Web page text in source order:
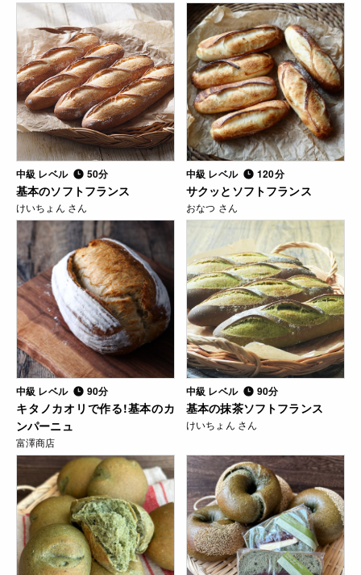
中級 レベル 50分
基本のソフトフランス
けいちょん さん
中級 レベル 120分
サクッとソフトフランス
おなつ さん
中級 レベル 90分
キタノカオリで作る!基本のカ
ンパーニュ
富澤商店
中級 レベル 90分
基本の抹茶ソフトフランス
けいちょん さん